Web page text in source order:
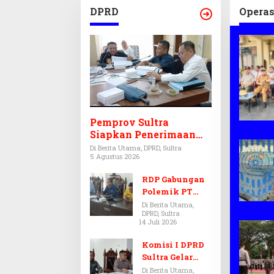
APBD
DPRD
Pemprov Sultra
Siapkan Penerimaan
CPNS dan PPPK 2027,
DPRD Sultra Desak
Formasi Disabilitas
Di Berita Utama, DPRD, Sultra
5 Agustus 2026
RDP Gabungan
Polemik PT
Antam-SJS
Kolaka
Ditunda,
Komisi III dan
IV Menunggu
Di Berita Utama,
DPRD, Sultra
14 Juli 2026
Komisi I DPRD
Sultra Gelar
RDP, Ungkap
Di Berita Utama,